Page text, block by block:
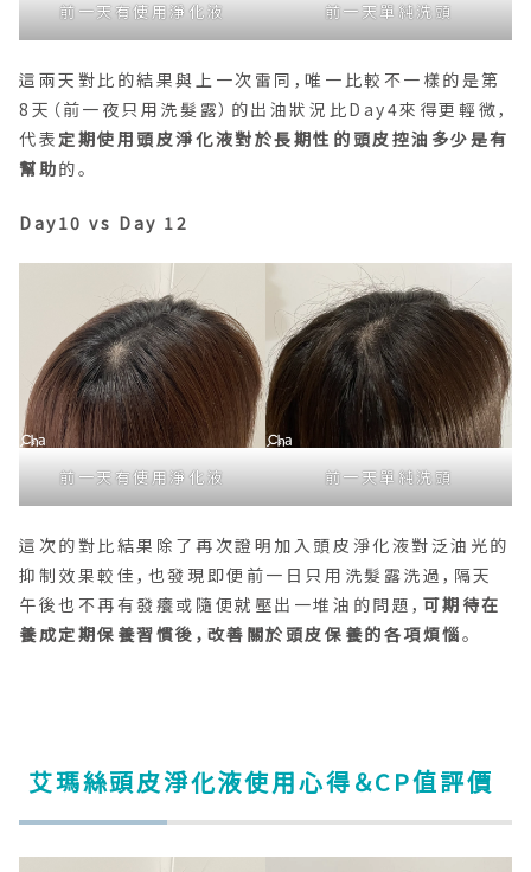
前一天有使用淨化液 前一天單純洗頭
這兩天對比的結果與上一次雷同，唯一比較不一樣的是第
8天（前一夜只用洗髮露）的出油狀況比Day4來得更輕微，
代表 定期使用頭皮淨化液對於長期性的頭皮控油多少是有
幫助的。
Day10 vs Day 12
前一天有使用淨化液 前一天單純洗頭
這次的對比結果除了再次證明加入頭皮淨化液對泛油光的
抑制效果較佳，也發現即便前一日只用洗髮露洗過，隔天
午後也不再有發癢或隨便就壓出一堆油的問題， 可期待在
養成定期保養習慣後，改善關於頭皮保養的各項煩惱。
艾瑪絲頭皮淨化液使用心得＆CP值評價